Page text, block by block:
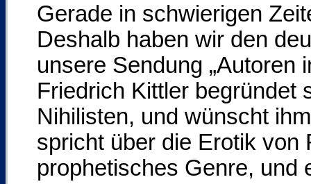
Gerade in schwierigen
Deshalb haben wir den
unsere Sendung „Autoren
Friedrich Kittler begründet
Nihilisten, und wünscht
spricht über die Erotik von
prophetisches Genre, und